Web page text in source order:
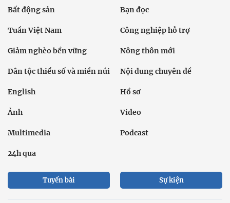
Bất động sản Bạn đọc
Tuần Việt Nam Công nghiệp hỗ trợ
Giảm nghèo bền vững Nông thôn mới
Dân tộc thiểu số và miền núi Nội dung chuyên đề
English Hồ sơ
Ảnh Video
Multimedia Podcast
24h qua
Tuyến bài Sự kiện